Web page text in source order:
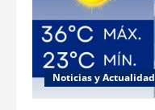
Noticias y Actualidad